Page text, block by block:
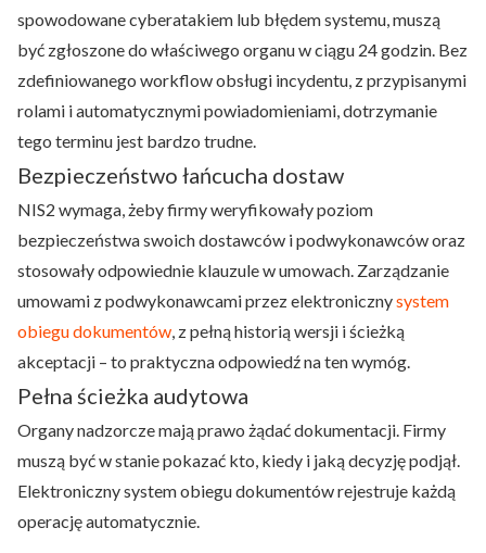
spowodowane cyberatakiem lub błędem systemu, muszą
być zgłoszone do właściwego organu w ciągu 24 godzin. Bez
zdefiniowanego workflow obsługi incydentu, z przypisanymi
rolami i automatycznymi powiadomieniami, dotrzymanie
tego terminu jest bardzo trudne.
Bezpieczeństwo łańcucha dostaw
NIS2 wymaga, żeby firmy weryfikowały poziom
bezpieczeństwa swoich dostawców i podwykonawców oraz
stosowały odpowiednie klauzule w umowach. Zarządzanie
umowami z podwykonawcami przez elektronicznysystem
obiegu dokumentów, z pełną historią wersji i ścieżką
akceptacji – to praktyczna odpowiedź na ten wymóg.
Pełna ścieżka audytowa
Organy nadzorcze mają prawo żądać dokumentacji. Firmy
muszą być w stanie pokazać kto, kiedy i jaką decyzję podjął.
Elektroniczny system obiegu dokumentów rejestruje każdą
operację automatycznie.